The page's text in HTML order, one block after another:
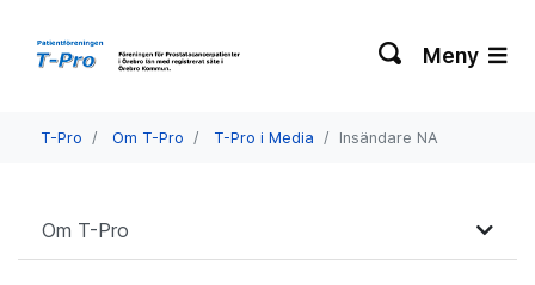
Meny
T-Pro Om T-Pro T-Pro i Media Insändare NA
Om T-Pro